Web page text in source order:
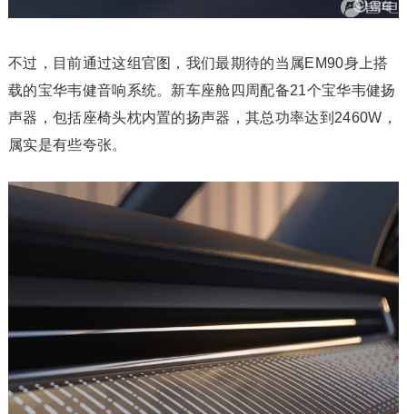
不过，目前通过这组官图，我们最期待的当属EM90身上搭
载的宝华韦健音响系统。新车座舱四周配备21个宝华韦健扬
声器，包括座椅头枕内置的扬声器，其总功率达到2460W，
属实是有些夸张。